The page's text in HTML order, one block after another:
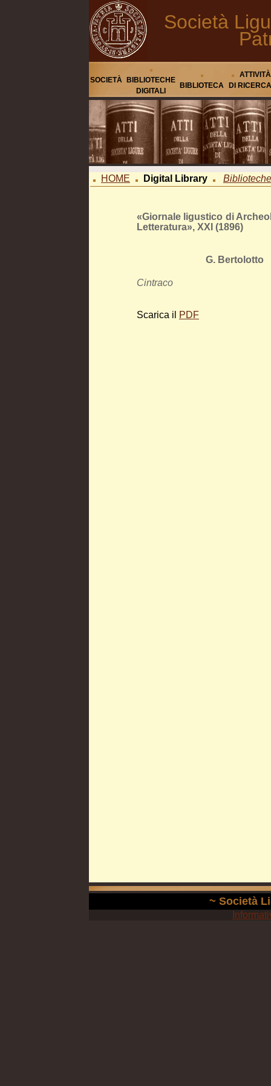
Società
SOCIETÀ
BIBLIOTECHE
DIGITALI
BIBLIOTECA
ATTIVITÀ
DI RICERCA
HOME Digital Library
«Giornale ligustico di
Letteratura», XXI (1896)
G. Bertolotto
Cintraco
Scarica il PDF
~ Società